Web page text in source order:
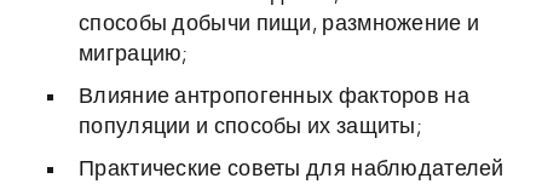
способы добычи пищи, размножение и
миграцию;
Влияние антропогенных факторов на
популяции и способы их защиты;
Практические советы для наблюдателей